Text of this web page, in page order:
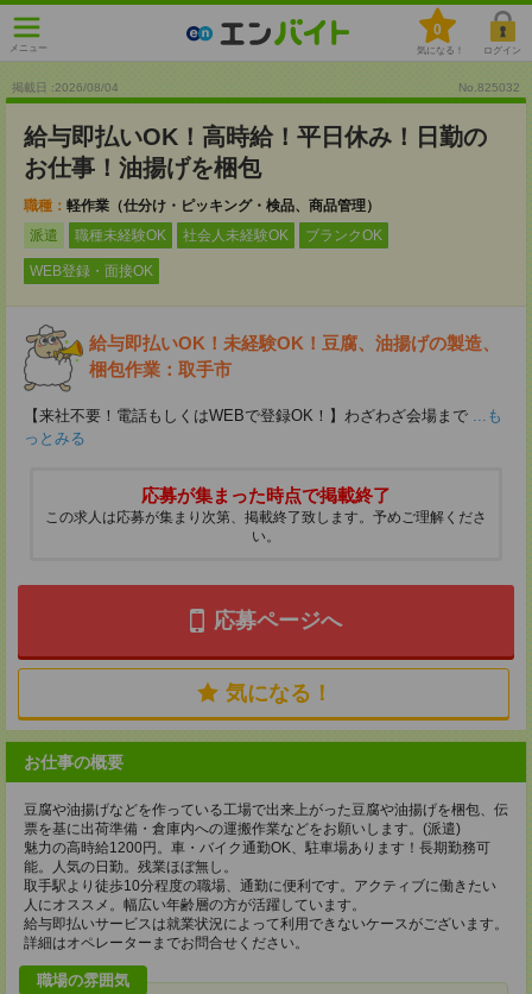
メニュー
0
気になる！ ログイン
掲載日 :2026/08/04 No.825032
給与即払いOK！高時給！平日休み！日勤の
お仕事！油揚げを梱包
職種： 軽作業（仕分け・ピッキング・検品、商品管理）
派遣
職種未経験OK 社会人未経験OK ブランクOK
WEB登録・面接OK
給与即払いOK！未経験OK！豆腐、油揚げの製造、
梱包作業：取手市
【来社不要！電話もしくはWEBで登録OK！】わざわざ会場まで ...も
っとみる
応募が集まった時点で掲載終了
この求人は応募が集まり次第、掲載終了致します。予めご理解くださ
い。
応募ページへ
気になる！
お仕事の概要
豆腐や油揚げなどを作っている工場で出来上がった豆腐や油揚げを梱包、伝
票を基に出荷準備・倉庫内への運搬作業などをお願いします。(派遣)
魅力の高時給1200円。車・バイク通勤OK、駐車場あります！長期勤務可
能。人気の日勤。残業ほぼ無し。
取手駅より徒歩10分程度の職場、通勤に便利です。アクティブに働きたい
人にオススメ。幅広い年齢層の方が活躍しています。
給与即払いサービスは就業状況によって利用できないケースがございます。
詳細はオペレーターまでお問合せください。
職場の雰囲気